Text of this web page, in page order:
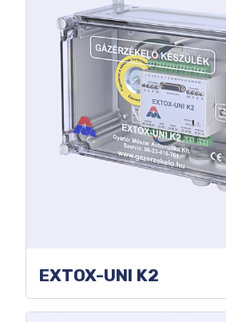
EXTOX-UNI K2